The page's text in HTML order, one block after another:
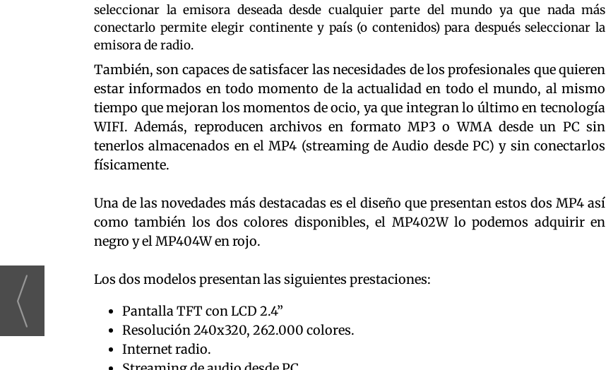
seleccionar la emisora deseada desde cualquier parte del mundo ya que nada más
conectarlo permite elegir continente y país (o contenidos) para después seleccionar la
emisora de radio.
También, son capaces de satisfacer las necesidades de los profesionales que quieren
estar informados en todo momento de la actualidad en todo el mundo, al mismo
tiempo que mejoran los momentos de ocio, ya que integran lo último en tecnología
WIFI. Además, reproducen archivos en formato MP3 o WMA desde un PC sin
tenerlos almacenados en el MP4 (streaming de Audio desde PC) y sin conectarlos
físicamente.
Una de las novedades más destacadas es el diseño que presentan estos dos MP4 así
como también los dos colores disponibles, el MP402W lo podemos adquirir en
negro y el MP404W en rojo.
Los dos modelos presentan las siguientes prestaciones:
Pantalla TFT con LCD 2.4”
Resolución 240x320, 262.000 colores.
Internet radio.